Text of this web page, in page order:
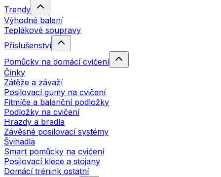
Trendy
Výhodné balení
Teplákové soupravy
Příslušenství
Pomůcky na domácí cvičení
Činky
Zátěže a závaží
Posilovací gumy na cvičení
Fitmíče a balanční podložky
Podložky na cvičení
Hrazdy a bradla
Závěsné posilovací systémy
Švihadla
Smart pomůcky na cvičení
Posilovací klece a stojany
Domácí trénink ostatní